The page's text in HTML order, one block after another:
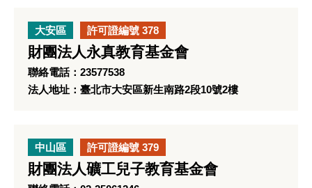
大安區 許可證編號 378
財團法人永真教育基金會
聯絡電話：23577538
法人地址：臺北市大安區新生南路2段10號2樓
中山區 許可證編號 379
財團法人礦工兒子教育基金會